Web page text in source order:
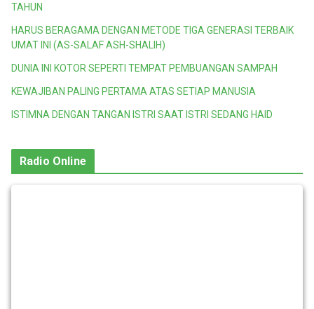
TAHUN
HARUS BERAGAMA DENGAN METODE TIGA GENERASI TERBAIK
UMAT INI (AS-SALAF ASH-SHALIH)
DUNIA INI KOTOR SEPERTI TEMPAT PEMBUANGAN SAMPAH
KEWAJIBAN PALING PERTAMA ATAS SETIAP MANUSIA
ISTIMNA DENGAN TANGAN ISTRI SAAT ISTRI SEDANG HAID
Radio Online